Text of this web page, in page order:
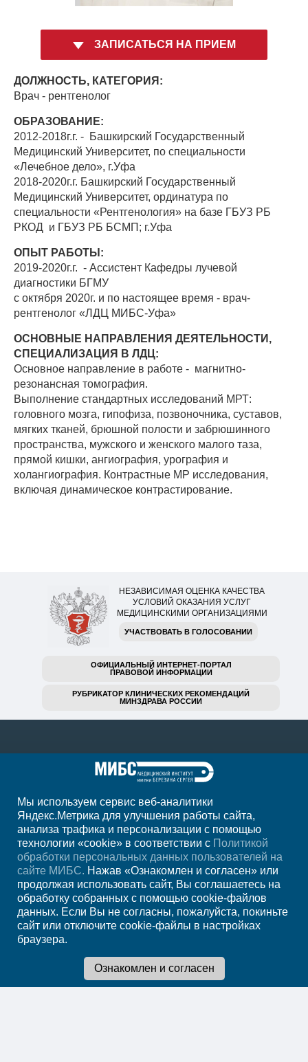
ЗАПИСАТЬСЯ НА ПРИЕМ
ДОЛЖНОСТЬ, КАТЕГОРИЯ:
Врач - рентгенолог
ОБРАЗОВАНИЕ:
2012-2018г.г. - Башкирский Государственный
Медицинский Университет, по специальности
«Лечебное дело», г.Уфа
2018-2020г.г. Башкирский Государственный
Медицинский Университет, ординатура по
специальности «Рентгенология» на базе ГБУЗ РБ
РКОД и ГБУЗ РБ БСМП; г.Уфа
ОПЫТ РАБОТЫ:
2019-2020г.г. - Ассистент Кафедры лучевой
диагностики БГМУ
с октября 2020г. и по настоящее время - врач-
рентгенолог «ЛДЦ МИБС-Уфа»
ОСНОВНЫЕ НАПРАВЛЕНИЯ ДЕЯТЕЛЬНОСТИ,
СПЕЦИАЛИЗАЦИЯ В ЛДЦ:
Основное направление в работе - магнитно-
резонансная томография.
Выполнение стандартных исследований МРТ:
головного мозга, гипофиза, позвоночника, суставов,
мягких тканей, брюшной полости и забрюшинного
пространства, мужского и женского малого таза,
прямой кишки, ангиография, урография и
холангиография. Контрастные МР исследования,
включая динамическое контрастирование.
НЕЗАВИСИМАЯ ОЦЕНКА КАЧЕСТВА
УСЛОВИЙ ОКАЗАНИЯ УСЛУГ
МЕДИЦИНСКИМИ ОРГАНИЗАЦИЯМИ
УЧАСТВОВАТЬ В ГОЛОСОВАНИИ
ОФИЦИАЛЬНЫЙ ИНТЕРНЕТ-ПОРТАЛ
ПРАВОВОЙ ИНФОРМАЦИИ
РУБРИКАТОР КЛИНИЧЕСКИХ РЕКОМЕНДАЦИЙ
МИНЗДРАВА РОССИИ
+7 (347) 246-03-35
РегионУфа
Записаться на
прием
Мы используем сервис веб-аналитики
Яндекс.Метрика для улучшения работы сайта,
анализа трафика и персонализации с помощью
технологии «cookie» в соответствии с Политикой
обработки персональных данных пользователей на
сайте МИБС. Нажав «Ознакомлен и согласен» или
продолжая использовать сайт, Вы соглашаетесь на
обработку собранных с помощью cookie-файлов
данных. Если Вы не согласны, пожалуйста, покиньте
сайт или отключите cookie-файлы в настройках
браузера.